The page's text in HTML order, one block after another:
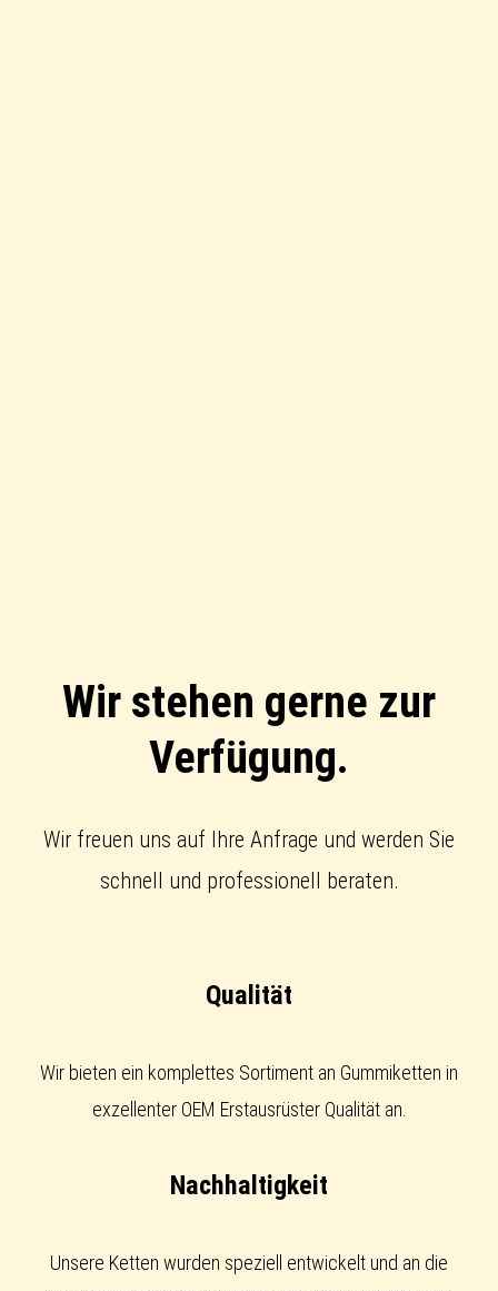
Wir stehen gerne zur
Verfügung.
Wir freuen uns auf Ihre Anfrage und werden Sie
schnell und professionell beraten.
Qualität
Wir bieten ein komplettes Sortiment an Gummiketten in
exzellenter OEM Erstausrüster Qualität an.
Nachhaltigkeit
Unsere Ketten wurden speziell entwickelt und an die